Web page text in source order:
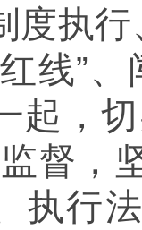
度执
线”
起，
督，
执行